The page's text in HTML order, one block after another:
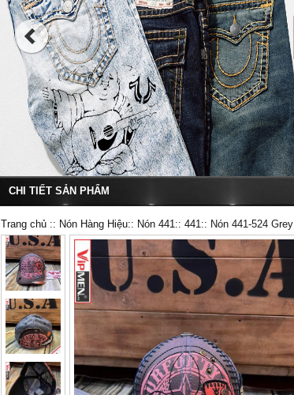
CHI TIẾT SẢN PHẨM
Trang chủ :: Nón Hàng Hiệu:: Nón 441:: 441:: Nón 441-524 Grey